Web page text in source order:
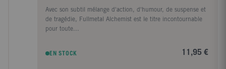
Avec son subtil mélange d'action, d'humour, de suspense et
de tragédie, Fullmetal Alchemist est le titre incontournable
pour toute...
EN STOCK 11,95 €